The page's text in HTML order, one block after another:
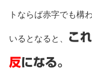
トならば赤字でも構
いるとなると、 こ
反になる。